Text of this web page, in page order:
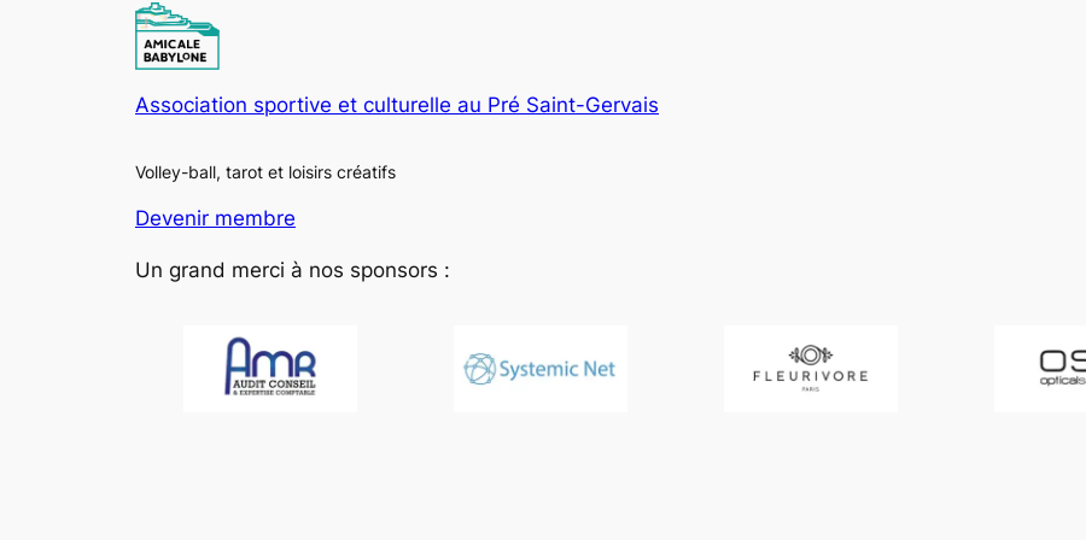
Association sportive et culturelle au Pré Saint-Gervais
Volley-ball, tarot et loisirs créatifs
Devenir membre
Un grand merci à nos sponsors :